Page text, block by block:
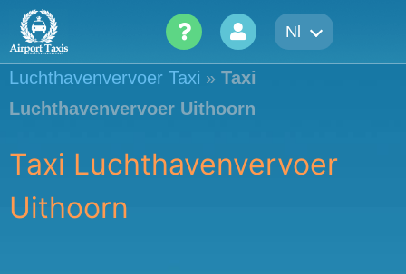
Skip
content
Nl
Luchthavenvervoer Taxi » Taxi
Luchthavenvervoer Uithoorn
Taxi Luchthavenvervoer
Uithoorn